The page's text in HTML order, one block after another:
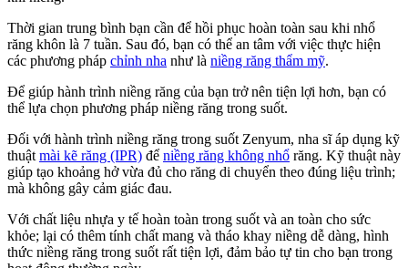
Thời gian trung bình bạn cần để hồi phục hoàn toàn sau khi nhổ
răng khôn là 7 tuần. Sau đó, bạn có thể an tâm với việc thực hiện
các phương pháp chỉnh nha như là niềng răng thẩm mỹ.
Để giúp hành trình niềng răng của bạn trở nên tiện lợi hơn, bạn có
thể lựa chọn phương pháp niềng răng trong suốt.
Đối với hành trình niềng răng trong suốt Zenyum, nha sĩ áp dụng kỹ
thuật mài kẽ răng (IPR) để niềng răng không nhổ răng. Kỹ thuật này
giúp tạo khoảng hở vừa đủ cho răng di chuyển theo đúng liệu trình;
mà không gây cảm giác đau.
Với chất liệu nhựa y tế hoàn toàn trong suốt và an toàn cho sức
khỏe; lại có thêm tính chất mang và tháo khay niềng dễ dàng, hình
thức niềng răng trong suốt rất tiện lợi, đảm bảo tự tin cho bạn trong